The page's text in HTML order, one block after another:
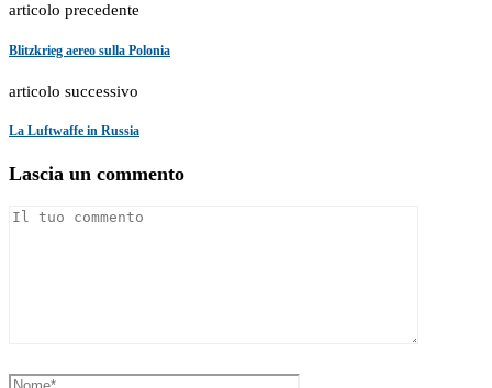
articolo precedente
Blitzkrieg aereo sulla Polonia
articolo successivo
La Luftwaffe in Russia
Lascia un commento